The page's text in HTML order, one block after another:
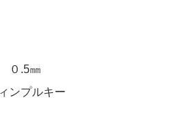
.5㎜
プルキー